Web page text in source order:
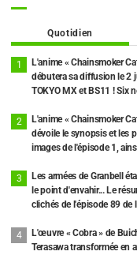
Quotidien
L'anime « Chainsmoker
débutera sa diffusion le 2
TOKYO MX et BS11 ! Six
Misato Matsuoka pour le
Yaku Neko.
L'anime « Chainsmoker
dévoile le synopsis et les
images de l'épisode 1,
propriétaire)
Les armées de Granbell
le point d'envahir... Le
clichés de l'épisode 89 de
Slime Saison 4 » dévoilés
L'œuvre « Cobra » de
Terasawa transformée en